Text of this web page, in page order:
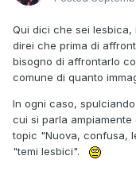
Qui dici che sei
direi che prima di
bisogno di affrontarlo
comune di quanto
In ogni caso,
cui si parla
topic "Nuova, confusa,
"temi lesbici".